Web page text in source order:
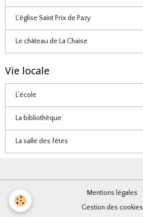
L'église Saint Prix de Pazy
Le château de La Chaise
Vie locale
L'école
La bibliothèque
La salle des fêtes
Mentions légales
Gestion des cookies